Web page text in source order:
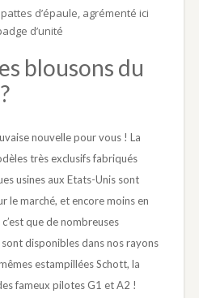
d’épaule, agrémenté ici
d’unité
blousons du
nouvelle pour vous ! La
très exclusifs fabriqués
usines aux Etats-Unis sont
le marché, et encore moins en
que de nombreuses
disponibles dans nos rayons
estampillées Schott, la
fameux pilotes G1 et A2 !